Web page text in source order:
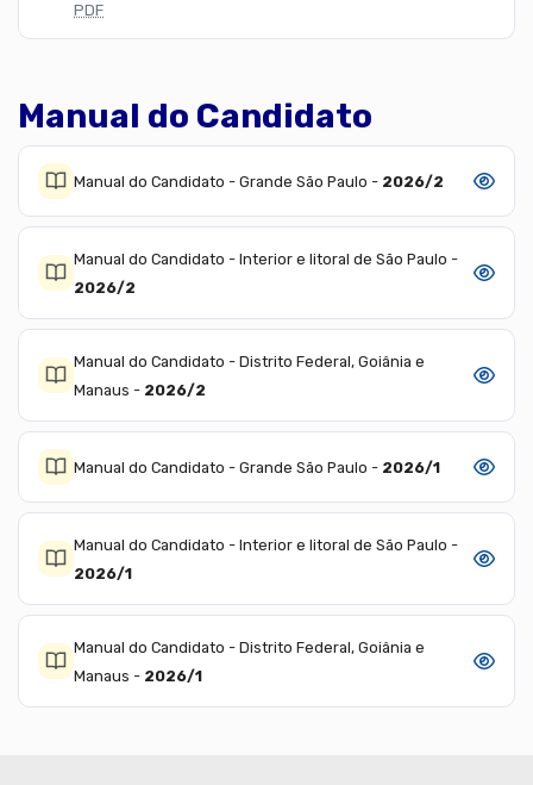
PDF
Manual do Candidato
Manual do Candidato - Grande São Paulo - 2026/2
Ver
Manual do Candidato - Interior e litoral de São Paulo -
2026/2
Ver
Manual do Candidato - Distrito Federal, Goiânia e
Manaus - 2026/2 Ver
Manual do Candidato - Grande São Paulo - 2026/1
Ver
Manual do Candidato - Interior e litoral de São Paulo -
2026/1
Ver
Manual do Candidato - Distrito Federal, Goiânia e
Manaus - 2026/1 Ver